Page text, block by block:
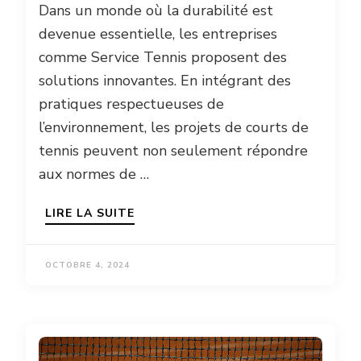
Dans un monde où la durabilité est
devenue essentielle, les entreprises
comme Service Tennis proposent des
solutions innovantes. En intégrant des
pratiques respectueuses de
l’environnement, les projets de courts de
tennis peuvent non seulement répondre
aux normes de …
LIRE LA SUITE
OCTOBRE 4, 2024